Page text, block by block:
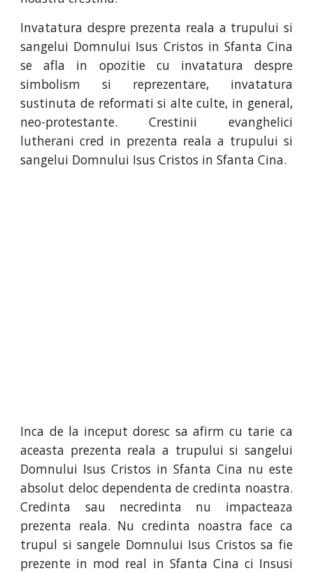
Invatatura despre prezenta reala a trupului si
sangelui Domnului Isus Cristos in Sfanta Cina
se afla in opozitie cu invatatura despre
simbolism si reprezentare, invatatura
sustinuta de reformati si alte culte, in general,
neo-protestante. Crestinii evanghelici
lutherani cred in prezenta reala a trupului si
sangelui Domnului Isus Cristos in Sfanta Cina.
Inca de la inceput doresc sa afirm cu tarie ca
aceasta prezenta reala a trupului si sangelui
Domnului Isus Cristos in Sfanta Cina nu este
absolut deloc dependenta de credinta noastra.
Credinta sau necredinta nu impacteaza
prezenta reala. Nu credinta noastra face ca
trupul si sangele Domnului Isus Cristos sa fie
prezente in mod real in Sfanta Cina ci Insusi